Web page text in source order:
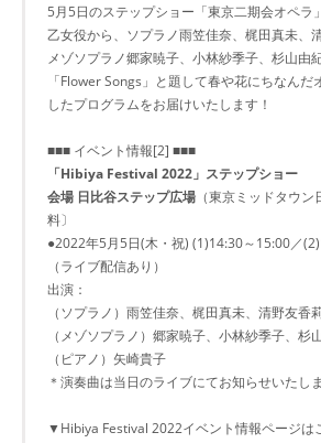
5月5日のステップショー「東京二期会オペラ
乙女役から、ソプラノ雨笠佳奈、梶田真未、
メゾソプラノ郷家暁子、小林紗季子、杉山由
「Flower Songs」と題して春や花にちなんだ
したプログラムをお届けいたします！
■■■ イベント情報[2] ■■■
「Hibiya Festival 2022」ステップショー
会場 日比谷ステップ広場 （東京ミッドタウ
料〕
●2022年5月5日(木・祝) (1)14:30～15:00／
（ライブ配信あり）
出演：
（ソプラノ）雨笠佳奈、梶田真未、清野友香
（メゾソプラノ）郷家暁子、小林紗季子、杉
（ピアノ）矢崎貴子
＊演奏曲は当日のライブにてお知らせいたしま
▼Hibiya Festival 2022イベント情報ページは